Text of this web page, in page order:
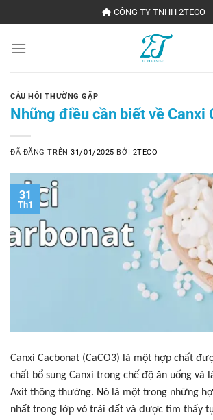
đến
nội
CÔNG TY TNHH 2TECO
CÂU HỎI THƯỜNG GẶP
Những điều cần biết về Canxi
ĐÃ ĐĂNG TRÊN31/01/2025 BỞI 2TECO
31
Th1
Canxi Cacbonat (CaCO3) là một hợp chất
chất bổ sung Canxi trong chế độ ăn uống và
Axit thông thường. Nó là một trong những
nhất trong lớp vỏ trái đất và được tìm thấy